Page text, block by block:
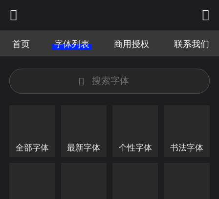
首页 字体列表 商用授权 联系我们
全部字体 最新字体 个性字体 书法字体